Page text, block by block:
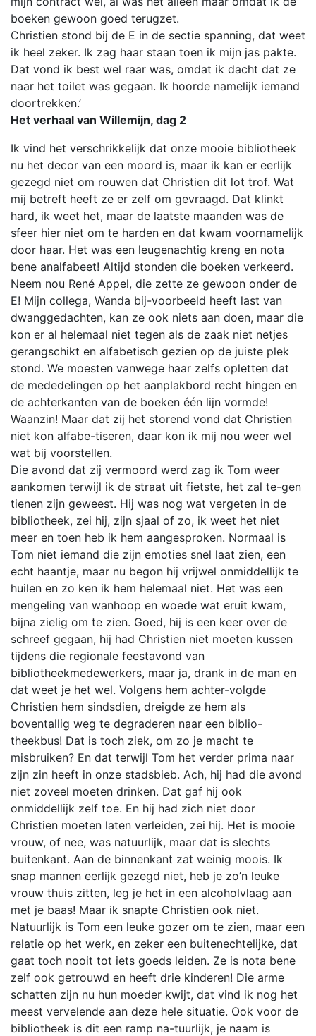
boeken gewoon goed terugzet.
Christien stond bij de E in de sectie spanning, dat weet
ik heel zeker. Ik zag haar staan toen ik mijn jas pakte.
Dat vond ik best wel raar was, omdat ik dacht dat ze
naar het toilet was gegaan. Ik hoorde namelijk iemand
doortrekken.’
Het verhaal van Willemijn, dag 2
Ik vind het verschrikkelijk dat onze mooie bibliotheek
nu het decor van een moord is, maar ik kan er eerlijk
gezegd niet om rouwen dat Christien dit lot trof. Wat
mij betreft heeft ze er zelf om gevraagd. Dat klinkt
hard, ik weet het, maar de laatste maanden was de
sfeer hier niet om te harden en dat kwam voornamelijk
door haar. Het was een leugenachtig kreng en nota
bene analfabeet! Altijd stonden die boeken verkeerd.
Neem nou René Appel, die zette ze gewoon onder de
E! Mijn collega, Wanda bij-voorbeeld heeft last van
dwanggedachten, kan ze ook niets aan doen, maar die
kon er al helemaal niet tegen als de zaak niet netjes
gerangschikt en alfabetisch gezien op de juiste plek
stond. We moesten vanwege haar zelfs opletten dat
de mededelingen op het aanplakbord recht hingen en
de achterkanten van de boeken één lijn vormde!
Waanzin! Maar dat zij het storend vond dat Christien
niet kon alfabe-tiseren, daar kon ik mij nou weer wel
wat bij voorstellen.
Die avond dat zij vermoord werd zag ik Tom weer
aankomen terwijl ik de straat uit fietste, het zal te-gen
tienen zijn geweest. Hij was nog wat vergeten in de
bibliotheek, zei hij, zijn sjaal of zo, ik weet het niet
meer en toen heb ik hem aangesproken. Normaal is
Tom niet iemand die zijn emoties snel laat zien, een
echt haantje, maar nu begon hij vrijwel onmiddellijk te
huilen en zo ken ik hem helemaal niet. Het was een
mengeling van wanhoop en woede wat eruit kwam,
bijna zielig om te zien. Goed, hij is een keer over de
schreef gegaan, hij had Christien niet moeten kussen
tijdens die regionale feestavond van
bibliotheekmedewerkers, maar ja, drank in de man en
dat weet je het wel. Volgens hem achter-volgde
Christien hem sindsdien, dreigde ze hem als
boventallig weg te degraderen naar een biblio-
theekbus! Dat is toch ziek, om zo je macht te
misbruiken? En dat terwijl Tom het verder prima naar
zijn zin heeft in onze stadsbieb. Ach, hij had die avond
niet zoveel moeten drinken. Dat gaf hij ook
onmiddellijk zelf toe. En hij had zich niet door
Christien moeten laten verleiden, zei hij. Het is mooie
vrouw, of nee, was natuurlijk, maar dat is slechts
buitenkant. Aan de binnenkant zat weinig moois. Ik
snap mannen eerlijk gezegd niet, heb je zo’n leuke
vrouw thuis zitten, leg je het in een alcoholvlaag aan
met je baas! Maar ik snapte Christien ook niet.
Natuurlijk is Tom een leuke gozer om te zien, maar een
relatie op het werk, en zeker een buitenechtelijke, dat
gaat toch nooit tot iets goeds leiden. Ze is nota bene
zelf ook getrouwd en heeft drie kinderen! Die arme
schatten zijn nu hun moeder kwijt, dat vind ik nog het
meest vervelende aan deze hele situatie. Ook voor de
bibliotheek is dit een ramp na-tuurlijk, je naam is